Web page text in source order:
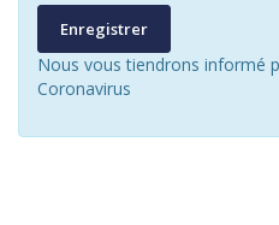
Enregistrer
Nous vous tiendrons informé
Coronavirus